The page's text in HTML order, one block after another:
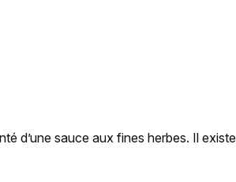
d’une sauce aux fines herbes. Il existe